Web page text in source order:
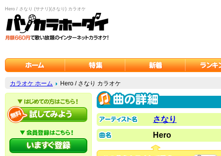
Hero / さなり (サナリ)(さなり) カラオケ
カラオケ ホーム Hero / さなり カラオケ
さなり
Hero